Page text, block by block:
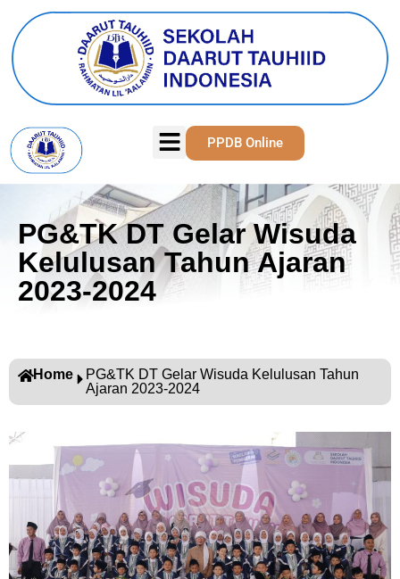
PPDB Online
PG&TK DT Gelar Wisuda
Kelulusan Tahun Ajaran
2023-2024
Home
PG&TK DT Gelar Wisuda Kelulusan Tahun
Ajaran 2023-2024